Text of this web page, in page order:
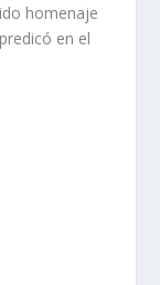
homenaje
en el